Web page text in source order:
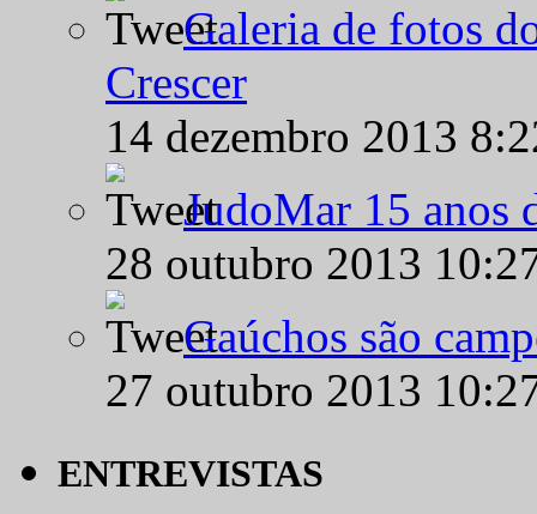
Galeria de fotos
Crescer
14 dezembro 2013
JudoMar 15 anos
28 outubro 2013
Gaúchos são
27 outubro 2013
ENTREVISTAS